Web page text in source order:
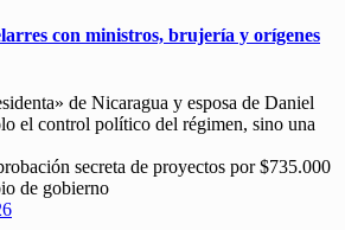
con ministros, brujería y orígenes
de Nicaragua y esposa de Daniel
el control político del régimen, sino una